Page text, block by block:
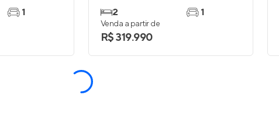
1
2
1
Venda a partir de
R$ 319.990